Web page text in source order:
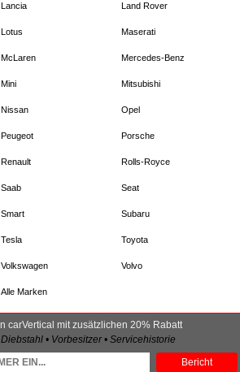
Lancia Land Rover
Lotus Maserati
McLaren Mercedes-Benz
Mini Mitsubishi
Nissan Opel
Peugeot Porsche
Renault Rolls-Royce
Saab Seat
Smart Subaru
Tesla Toyota
Volkswagen Volvo
Alle Marken
carVertical mit zusätzlichen 20% Rabatt
• Vorbesitzer • Servicehistorie
Bericht